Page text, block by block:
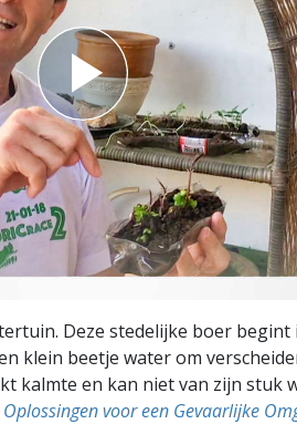
Deze stedelijke boer
klein beetje water om
kalmte en kan niet van zijn stuk
Oplossingen voor een Gevaarlijke